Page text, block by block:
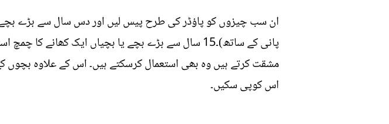
ان سب چیزوں کو پاؤڈر کی طرح پیس لیں اور دس سال سے بڑے بچے
پانی کے ساتھ)۔15 سال سے بڑے بچے یا بچیاں ایک
مشقت کرتے ہیں وہ بھی استعمال کرسکتے ہیں۔ اس کے علاوہ بچوں
اس کوپی سکیں۔